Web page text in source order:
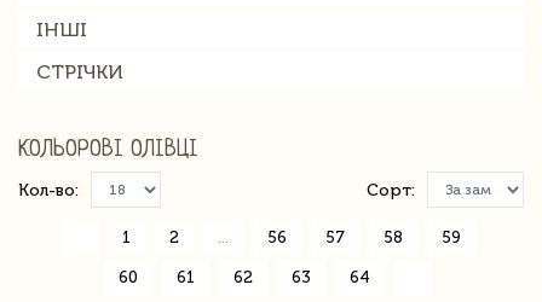
ІНШІ
СТРІЧКИ
КОЛЬОРОВІ ОЛІВЦІ
Кол-во: Сорт:
1 2 56 57 58 59
60 61 62 63 64